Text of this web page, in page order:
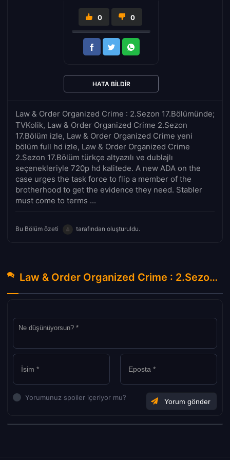
Law & Order Organized Crime : 2.Sezon 17.Bölümünde;
TVKolik, Law & Order Organized Crime 2.Sezon
17.Bölüm izle, Law & Order Organized Crime yeni
bölüm full hd izle, Law & Order Organized Crime
2.Sezon 17.Bölüm türkçe altyazılı ve dublajlı
seçenekleriyle 720p hd kalitede. A new ADA on the
case urges the task force to flip a member of the
brotherhood to get the evidence they need. Stabler
must come to terms ...
Bu Bölüm özeti tarafından oluşturuldu.
0 0
HATA BILDIR
Law & Order Organized Crime : 2.Sezon 17.Bölüm Hakkında Yorumlar
Yorumunuz spoiler içeriyor mu?